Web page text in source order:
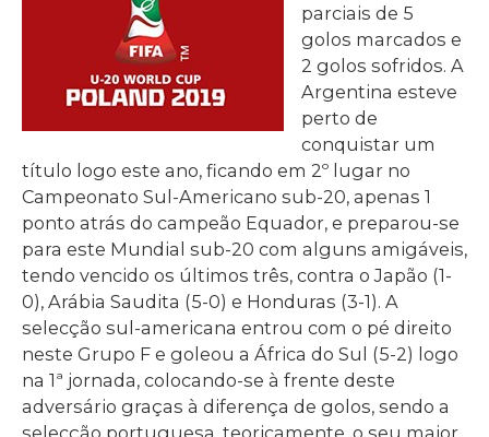
parciais de 5
golos marcados e
2 golos sofridos. A
Argentina esteve
perto de
conquistar um
título logo este ano, ficando em 2º lugar no
Campeonato Sul-Americano sub-20, apenas 1
ponto atrás do campeão Equador, e preparou-se
para este Mundial sub-20 com alguns amigáveis,
tendo vencido os últimos três, contra o Japão (1-
0), Arábia Saudita (5-0) e Honduras (3-1). A
selecção sul-americana entrou com o pé direito
neste Grupo F e goleou a África do Sul (5-2) logo
na 1ª jornada, colocando-se à frente deste
adversário graças à diferença de golos, sendo a
selecção portuguesa, teoricamente, o seu maior